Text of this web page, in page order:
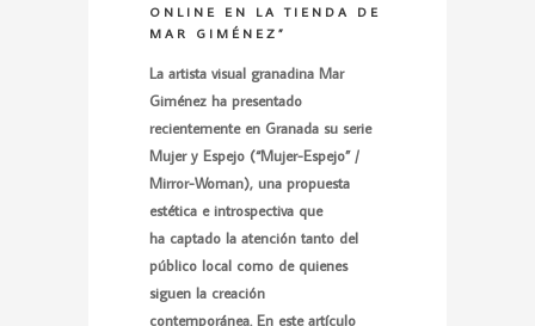
ONLINE EN LA TIENDA DE
MAR GIMÉNEZ”
La artista visual granadina Mar
Giménez ha presentado
recientemente en Granada su serie
Mujer y Espejo (“Mujer-Espejo” /
Mirror-Woman), una propuesta
estética e introspectiva que
ha captado la atención tanto del
público local como de quienes
siguen la creación
contemporánea. En este artículo